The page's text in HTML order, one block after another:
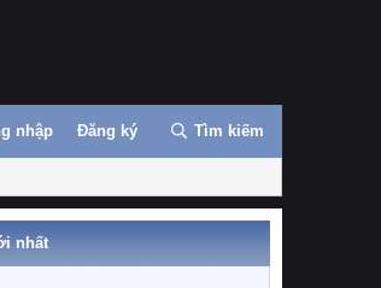
nhập Đăng ký Tìm kiếm
nhất